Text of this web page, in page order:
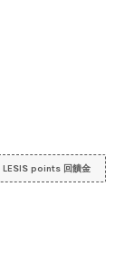
LESIS points 回饋金